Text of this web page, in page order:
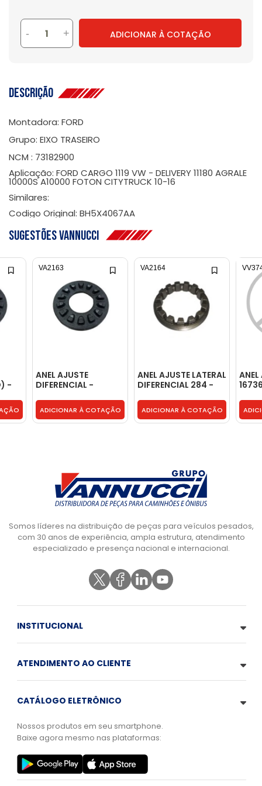
- + ADICIONAR À COTAÇÃO
Descrição
Montadora: FORD
Grupo: EIXO TRASEIRO
NCM : 73182900
Aplicação: FORD CARGO 1119 VW - DELIVERY 11180 AGRALE
10000S A10000 FOTON CITYTRUCK 10-16
Similares:
Codigo Original: BH5X4067AA
Sugestões Vannucci
-
ANEL AJUSTE
DIFERENCIAL -
ADICIONAR À COTAÇÃO
VA2163
ANEL AJUSTE LATERAL
DIFERENCIAL 284 -
ADICIONAR À COTAÇÃO
VA2164
Somos líderes na distribuição de peças para veículos pesados,
com 30 anos de experiência, ampla estrutura, atendimento
especializado e presença nacional e internacional.
INSTITUCIONAL
ATENDIMENTO AO CLIENTE
CATÁLOGO ELETRÔNICO
Nossos produtos em seu smartphone.
Baixe agora mesmo nas plataformas: